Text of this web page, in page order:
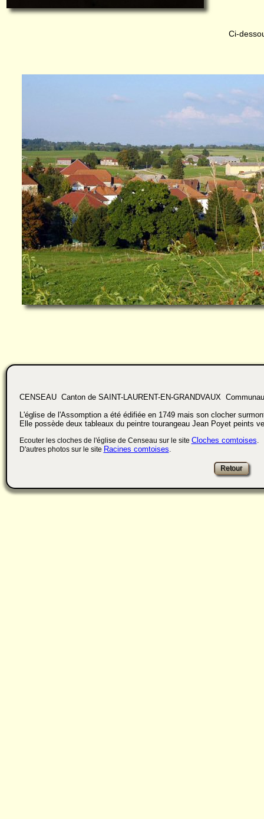
Ci-
CENSEAU Canton de SAINT-LAURENT-EN-GRANDVAUX
L'église de l'Assomption a été édifiée en 1749 mais son clocher
Elle possède deux tableaux du peintre tourangeau Jean Poyet peints
Ecouter les cloches de l'église de Censeau sur le site Cloches comtoises
D'autres photos sur le site Racines comtoises